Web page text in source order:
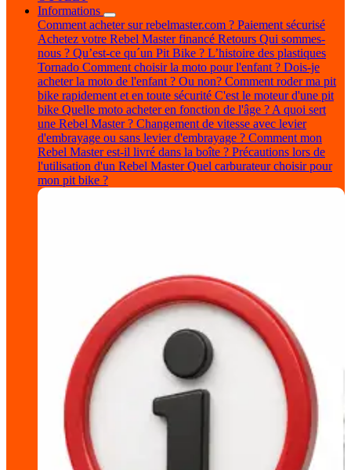
Informations
Comment acheter sur rebelmaster.com ? Paiement sécurisé
Achetez votre Rebel Master financé Retours Qui sommes-
nous ? Qu’est-ce qu´un Pit Bike ? L’histoire des plastiques
Tornado Comment choisir la moto pour l'enfant ? Dois-je
acheter la moto de l'enfant ? Ou non? Comment roder ma pit
bike rapidement et en toute sécurité C'est le moteur d'une pit
bike Quelle moto acheter en fonction de l'âge ? A quoi sert
une Rebel Master ? Changement de vitesse avec levier
d'embrayage ou sans levier d'embrayage ? Comment mon
Rebel Master est-il livré dans la boîte ? Précautions lors de
l'utilisation d'un Rebel MasterQuel carburateur choisir pour
mon pit bike ?